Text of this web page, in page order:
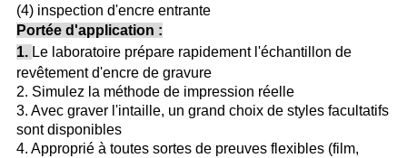
(4) inspection d'encre entrante
Portée d'application :
1. Le laboratoire prépare rapidement l'échantillon de
revêtement d'encre de gravure
2. Simulez la méthode de impression réelle
3. Avec graver l'intaille, un grand choix de styles facultatifs
sont disponibles
4. Approprié à toutes sortes de preuves flexibles (film,